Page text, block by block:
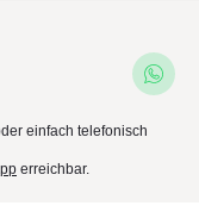
einfach telefonisch
erreichbar.